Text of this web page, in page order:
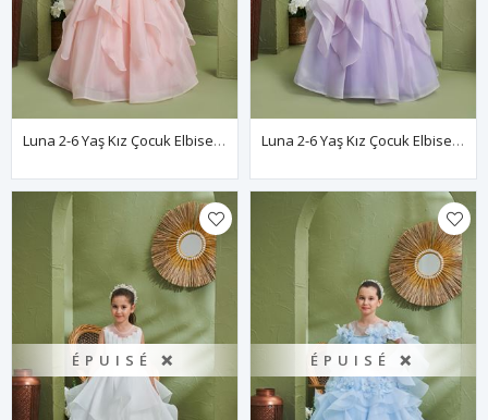
Luna 2-6 Yaş Kız Çocuk Elbise 20167 Somon Luna 2-6 Yaş Kız Çocuk Elbise 20167 Lila
ÉPUISÉ ❌ ÉPUISÉ ❌